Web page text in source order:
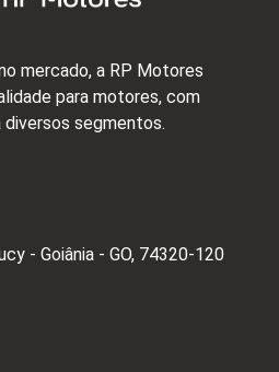
mercado, a RP Motores
para motores, com
segmentos.
- Goiânia - GO, 74320-120